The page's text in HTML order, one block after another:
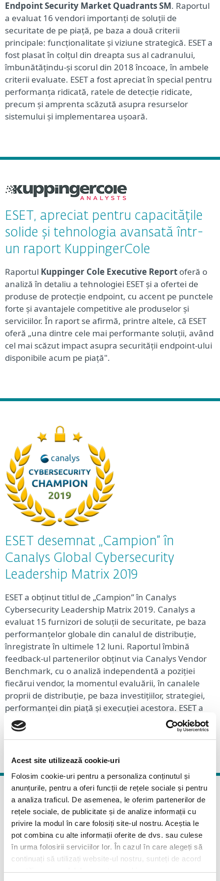
Acest site utilizează cookie-uri
Folosim cookie-uri pentru a personaliza conținutul și
anunțurile, pentru a oferi funcții de rețele sociale și pentru
a analiza traficul. De asemenea, le oferim partenerilor de
rețele sociale, de publicitate și de analize informații cu
privire la modul în care folosiți site-ul nostru. Aceștia le
pot combina cu alte informații oferite de dvs. sau culese
în urma folosirii serviciilor lor. În cazul în care alegeți să
continuați să utilizați website-ul nostru, sunteți de acord
cu utilizarea modulelor noastre cookie.
Endpoint Security Market Quadrants SM. Raportul
a evaluat 16 vendori importanți de soluții de
securitate de pe piață, pe baza a două criterii
principale: funcționalitate și viziune strategică. ESET a
fost plasat în colțul din dreapta sus al cadranului,
îmbunătățindu-și scorul din 2018 încoace, în ambele
criterii evaluate. ESET a fost apreciat în special pentru
performanța ridicată, ratele de detecție ridicate,
precum și amprenta scăzută asupra resurselor
sistemului și implementarea ușoară.
ESET, apreciat pentru capacitățile
solide și tehnologia avansată într-
un raport KuppingerCole
Raportul Kuppinger Cole Executive Report oferă o
analiză în detaliu a tehnologiei ESET și a ofertei de
produse de protecție endpoint, cu accent pe punctele
forte și avantajele competitive ale produselor și
serviciilor. În raport se afirmă, printre altele, că ESET
oferă „una dintre cele mai performante soluții, având
cel mai scăzut impact asupra securității endpoint-ului
disponibile acum pe piață".
ESET desemnat „Campion” în
Canalys Global Cybersecurity
Leadership Matrix 2019
ESET a obținut titlul de „Campion” în Canalys
Cybersecurity Leadership Matrix 2019. Canalys a
evaluat 15 furnizori de soluții de securitate, pe baza
performanțelor globale din canalul de distribuție,
înregistrate în ultimele 12 luni. Raportul îmbină
feedback-ul partenerilor obținut via Canalys Vendor
Benchmark, cu o analiză independentă a poziției
fiecărui vendor, la momentul evaluării, în canalele
proprii de distribuție, pe baza investițiilor, strategiei,
performanței din piață și execuției acestora. ESET a
fost unul dintre cei cinci furnizori care au primit
statutul de „Campion”.
ESET a fost numit unicul
„Challenger” în Gartner Magic
Quadrant 2018 pentru platformele